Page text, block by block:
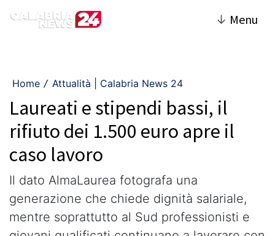
↓ Menu
Home / Attualità | Calabria News 24
Laureati e stipendi bassi, il
rifiuto dei 1.500 euro apre il
caso lavoro
Il dato AlmaLaurea fotografa una
generazione che chiede dignità salariale,
mentre soprattutto al Sud professionisti e